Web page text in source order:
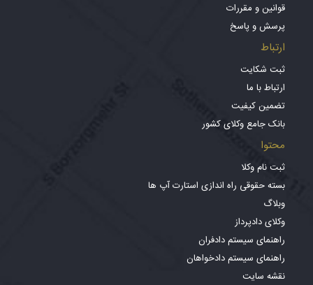
قوانین و مقررات
پرسش و پاسخ
ارتباط
ثبت شکایت
ارتباط با ما
تضمین کیفیت
بانک جامع وکلای کشور
محتوا
ثبت نام وکلا
بسته حقوقی راه اندازی استارت آپ ها
وبلاگ
وکلای دادپرداز
راهنمای سیستم دادفران
راهنمای سیستم دادخواهان
نقشه سایت